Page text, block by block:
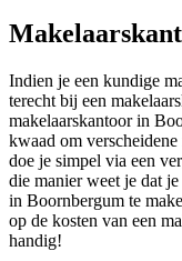
Indien je een kundige
terecht bij een
makelaarskantoor in
kwaad om
doe je simpel via een
die manier weet je dat
in Boornbergum te
op de kosten van een
handig!